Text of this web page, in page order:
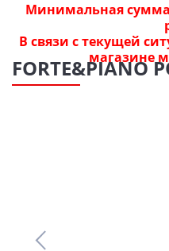
Минимальная сумма
В связи с текущей
магазине
FORTE&PIANO